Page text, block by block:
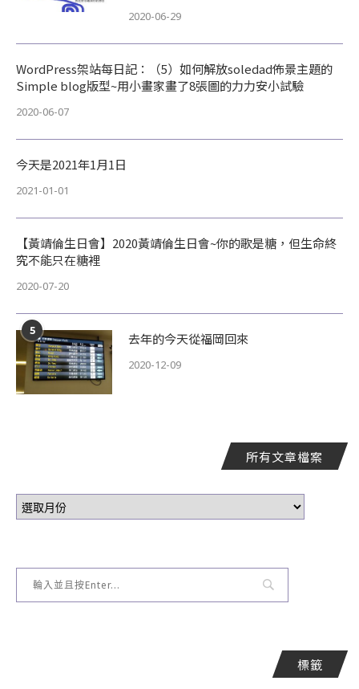
2020-06-29
WordPress架站每日記：（5）如何解放soledad佈景主題的
Simple blog版型~用小畫家畫了8張圖的力力安小試驗
2020-06-07
今天是2021年1月1日
2021-01-01
【黃靖倫生日會】2020黃靖倫生日會~你的歌是糖，但生命終
究不能只在糖裡
2020-07-20
5 去年的今天從福岡回來
2020-12-09
所有文章檔案
標籤